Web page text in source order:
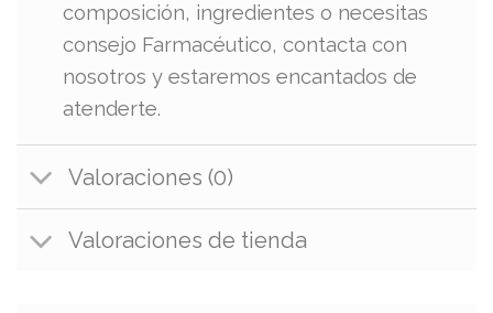
composición, ingredientes o necesitas
consejo Farmacéutico, contacta con
nosotros y estaremos encantados de
atenderte.
Valoraciones (0)
Valoraciones de tienda